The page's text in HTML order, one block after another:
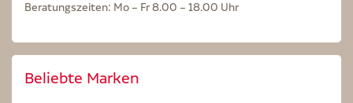
Beratungszeiten: Mo – Fr 8.00 – 18.00 Uhr
Beliebte Marken